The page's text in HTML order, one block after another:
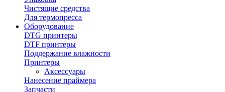
Чистящие средства
Для термопресса
Оборудование
DTG принтеры
DTF принтеры
Поддержание влажности
Принтеры
Аксессуары
Нанесение праймера
Запчасти